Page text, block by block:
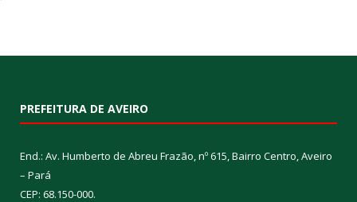
PREFEITURA DE AVEIRO
End.: Av. Humberto de Abreu Frazão, nº 615, Bairro Centro, Aveiro
– Pará
CEP: 68.150-000.